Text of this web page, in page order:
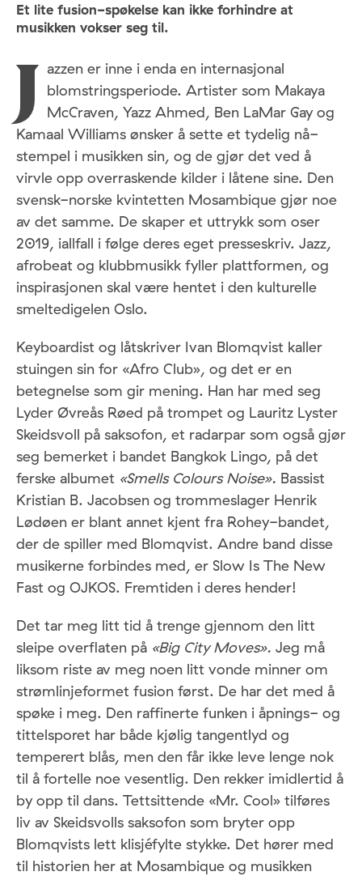
Et lite fusion-spøkelse kan ikke forhindre at
musikken vokser seg til.
J
azzen er inne i enda en internasjonal
blomstringsperiode. Artister som Makaya
McCraven, Yazz Ahmed, Ben LaMar Gay og
Kamaal Williams ønsker å sette et tydelig nå-
stempel i musikken sin, og de gjør det ved å
virvle opp overraskende kilder i låtene sine. Den
svensk-norske kvintetten Mosambique gjør noe
av det samme. De skaper et uttrykk som oser
2019, iallfall i følge deres eget presseskriv. Jazz,
afrobeat og klubbmusikk fyller plattformen, og
inspirasjonen skal være hentet i den kulturelle
smeltedigelen Oslo.
Keyboardist og låtskriver Ivan Blomqvist kaller
stuingen sin for «Afro Club», og det er en
betegnelse som gir mening. Han har med seg
Lyder Øvreås Røed på trompet og Lauritz Lyster
Skeidsvoll på saksofon, et radarpar som også gjør
seg bemerket i bandet Bangkok Lingo, på det
ferske albumet «Smells Colours Noise». Bassist
Kristian B. Jacobsen og trommeslager Henrik
Lødøen er blant annet kjent fra Rohey-bandet,
der de spiller med Blomqvist. Andre band disse
musikerne forbindes med, er Slow Is The New
Fast og OJKOS. Fremtiden i deres hender!
Det tar meg litt tid å trenge gjennom den litt
sleipe overflaten på «Big City Moves». Jeg må
liksom riste av meg noen litt vonde minner om
strømlinjeformet fusion først. De har det med å
spøke i meg. Den raffinerte funken i åpnings- og
tittelsporet har både kjølig tangentlyd og
temperert blås, men den får ikke leve lenge nok
til å fortelle noe vesentlig. Den rekker imidlertid å
by opp til dans. Tettsittende «Mr. Cool» tilføres
liv av Skeidsvolls saksofon som bryter opp
Blomqvists lett klisjéfylte stykke. Det hører med
til historien her at Mosambique og musikken